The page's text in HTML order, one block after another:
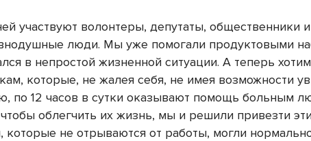
участвуют волонтеры, депутаты, общественники
люди. Мы уже помогали продуктовыми
в непростой жизненной ситуации. А теперь
которые, не жалея себя, не имея возможности
по 12 часов в сутки оказывают помощь больным
чтобы облегчить их жизнь, мы и решили привезти
которые не отрываются от работы, могли